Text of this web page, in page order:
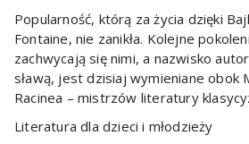
Popularność, którą za życia dzięki
Fontaine, nie zanikła. Kolejne
zachwycają się nimi, a nazwisko
sławą, jest dzisiaj wymieniane obok
Racinea – mistrzów literatury
Literatura dla dzieci i młodzieży